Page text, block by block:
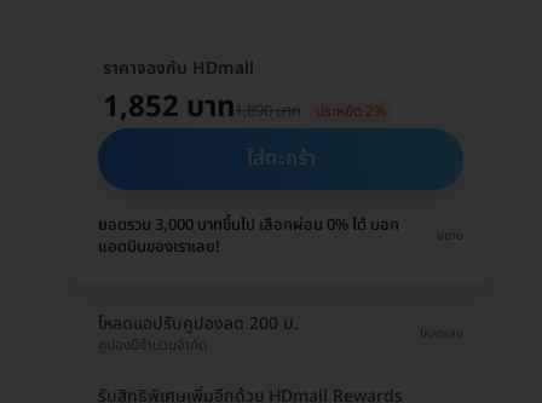
ราคาจองกับ HDmall
1,852 บาท1,890 บาท ประหยัด 2%
ใส่ตะกร้า
ยอดรวม 3,000 บาทขึ้นไป เลือกผ่อน 0% ได้ บอก
แอดมินของเราเลย!
ขยาย
โหลดแอปรับคูปองลด 200 บ.
คูปองมีจำนวนจำกัด
โหลดเลย
รับสิทธิพิเศษเพิ่มอีกด้วย HDmall Rewards